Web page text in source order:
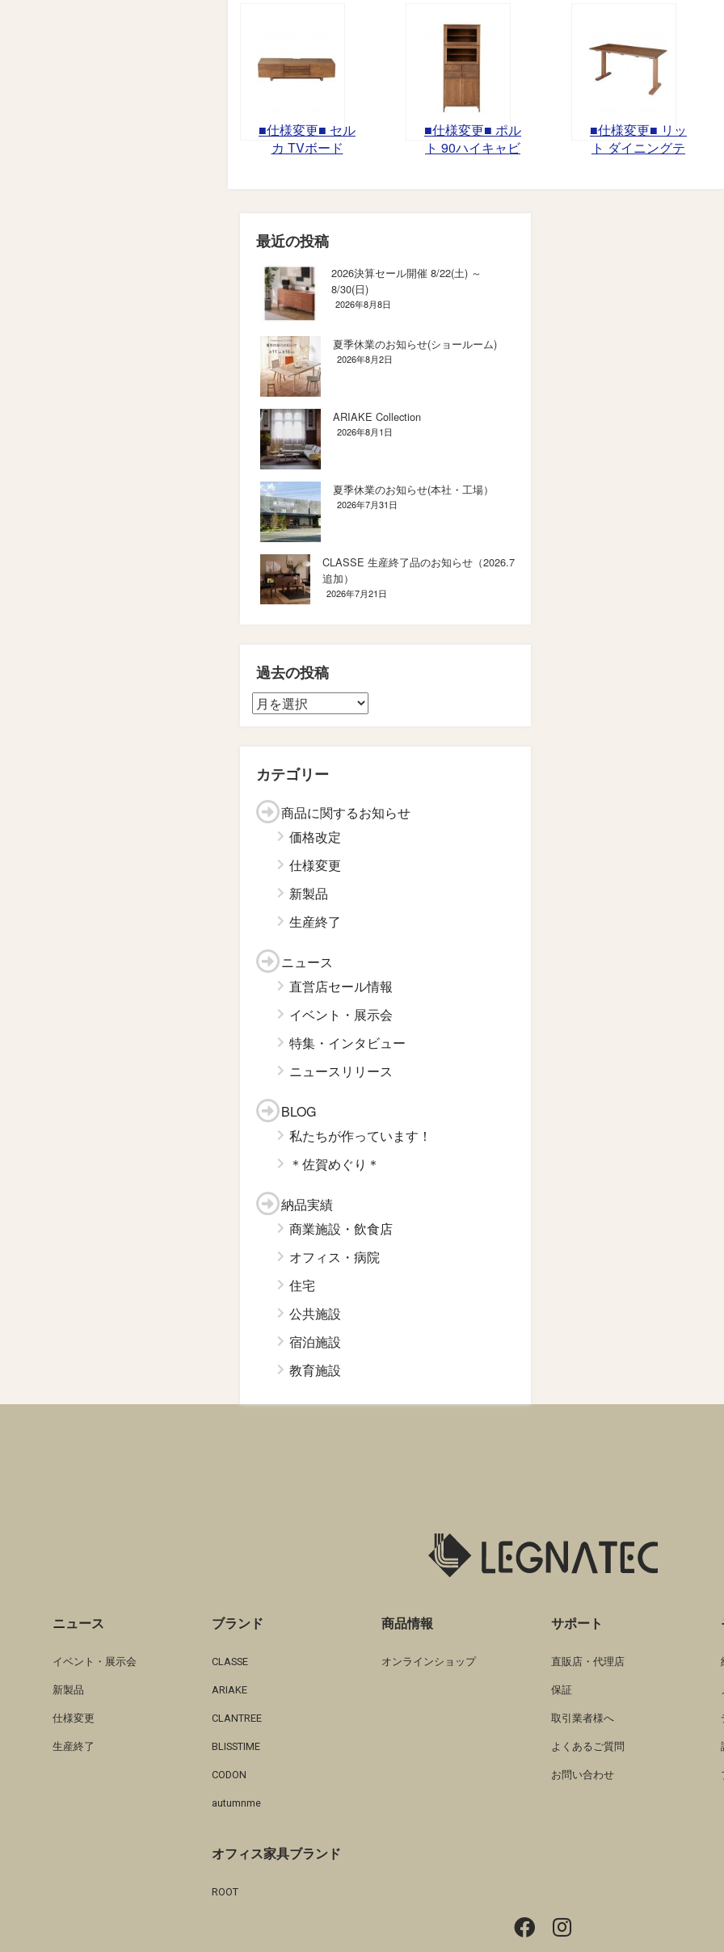
■仕様変更■ セル
カ TVボード
■仕様変更■ ポル
ト 90ハイキャビ
■仕様変更■ リッ
ト ダイニングテ
最近の投稿
2026決算セール開催 8/22(土) ～
8/30(日)
2026年8月8日
夏季休業のお知らせ(ショールーム)
2026年8月2日
ARIAKE Collection
2026年8月1日
夏季休業のお知らせ(本社・工場）
2026年7月31日
CLASSE 生産終了品のお知らせ（2026.7
追加）
2026年7月21日
過去の投稿
カテゴリー
商品に関するお知らせ
価格改定
仕様変更
新製品
生産終了
ニュース
直営店セール情報
イベント・展示会
特集・インタビュー
ニュースリリース
BLOG
私たちが作っています！
＊佐賀めぐり＊
納品実績
商業施設・飲食店
オフィス・病院
住宅
公共施設
宿泊施設
教育施設
ニュース
イベント・展示会
新製品
仕様変更
生産終了
ブランド
CLASSE
ARIAKE
CLANTREE
BLISSTIME
CODON
autumnme
オフィス家具ブランド
ROOT
商品情報
オンラインショップ
サポート
直販店・代理店
保証
取引業者様へ
よくあるご質問
お問い合わせ